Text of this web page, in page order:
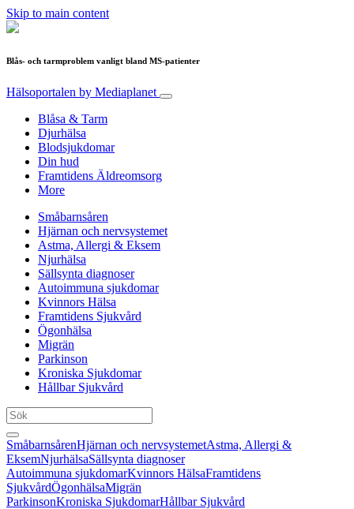
Skip to main content
Blås- och tarmproblem vanligt bland MS-patienter
Hälsoportalen by Mediaplanet
Blåsa & Tarm
Djurhälsa
Blodsjukdomar
Din hud
Framtidens Äldreomsorg
More
Småbarnsåren
Hjärnan och nervsystemet
Astma, Allergi & Eksem
Njurhälsa
Sällsynta diagnoser
Autoimmuna sjukdomar
Kvinnors Hälsa
Framtidens Sjukvård
Ögonhälsa
Migrän
Parkinson
Kroniska Sjukdomar
Hållbar Sjukvård
SmåbarnsårenHjärnan och nervsystemetAstma, Allergi &
EksemNjurhälsaSällsynta diagnoser
Autoimmuna sjukdomarKvinnors HälsaFramtidens
SjukvårdÖgonhälsaMigrän
ParkinsonKroniska SjukdomarHållbar Sjukvård